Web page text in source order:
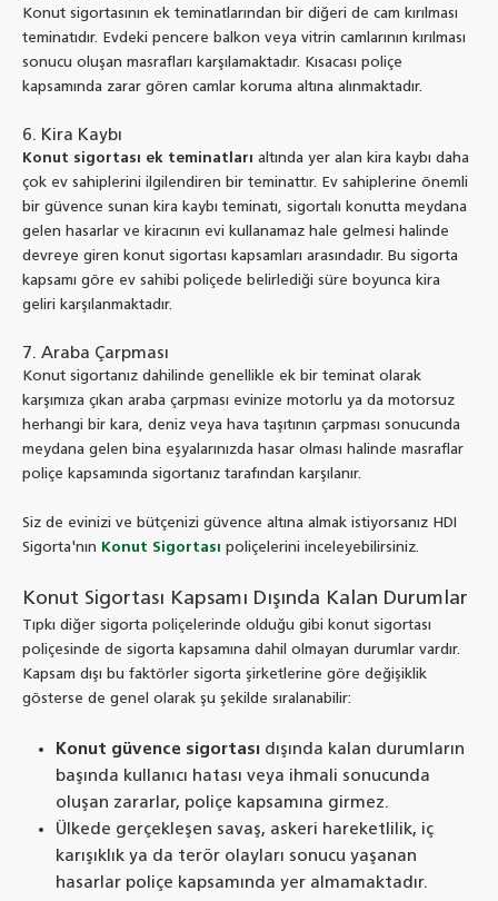
Konut sigortasının ek teminatlarından bir diğeri de cam kırılması
teminatıdır. Evdeki pencere balkon veya vitrin camlarının kırılması
sonucu oluşan masrafları karşılamaktadır. Kısacası poliçe
kapsamında zarar gören camlar koruma altına alınmaktadır.
6. Kira Kaybı
Konut sigortası ek teminatları altında yer alan kira kaybı daha
çok ev sahiplerini ilgilendiren bir teminattır. Ev sahiplerine önemli
bir güvence sunan kira kaybı teminatı, sigortalı konutta meydana
gelen hasarlar ve kiracının evi kullanamaz hale gelmesi halinde
devreye giren konut sigortası kapsamları arasındadır. Bu sigorta
kapsamı göre ev sahibi poliçede belirlediği süre boyunca kira
geliri karşılanmaktadır.
7. Araba Çarpması
Konut sigortanız dahilinde genellikle ek bir teminat olarak
karşımıza çıkan araba çarpması evinize motorlu ya da motorsuz
herhangi bir kara, deniz veya hava taşıtının çarpması sonucunda
meydana gelen bina eşyalarınızda hasar olması halinde masraflar
poliçe kapsamında sigortanız tarafından karşılanır.
Siz de evinizi ve bütçenizi güvence altına almak istiyorsanız HDI
Sigorta'nın Konut Sigortası poliçelerini inceleyebilirsiniz.
Konut Sigortası Kapsamı Dışında Kalan Durumlar
Tıpkı diğer sigorta poliçelerinde olduğu gibi konut sigortası
poliçesinde de sigorta kapsamına dahil olmayan durumlar vardır.
Kapsam dışı bu faktörler sigorta şirketlerine göre değişiklik
gösterse de genel olarak şu şekilde sıralanabilir:
Konut güvence sigortası dışında kalan durumların
başında kullanıcı hatası veya ihmali sonucunda
oluşan zararlar, poliçe kapsamına girmez.
Ülkede gerçekleşen savaş, askeri hareketlilik, iç
karışıklık ya da terör olayları sonucu yaşanan
hasarlar poliçe kapsamında yer almamaktadır.